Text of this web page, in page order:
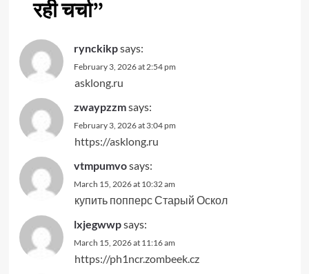
रही चर्चा”
rynckikpsays:
February 3, 2026 at 2:54 pm
asklong.ru
zwaypzzmsays:
February 3, 2026 at 3:04 pm
https://asklong.ru
vtmpumvosays:
March 15, 2026 at 10:32 am
купить попперс Старый Оскол
lxjegwwpsays:
March 15, 2026 at 11:16 am
https://ph1ncr.zombeek.cz